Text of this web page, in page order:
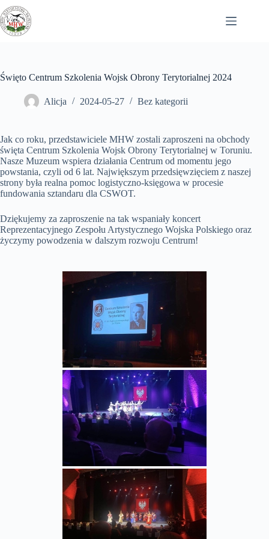
Przejdź
do
treści
Święto Centrum Szkolenia Wojsk Obrony Terytorialnej 2024
Alicja 2024-05-27 Bez kategorii
Jak co roku, przedstawiciele MHW zostali zaproszeni na obchody
święta Centrum Szkolenia Wojsk Obrony Terytorialnej w Toruniu.
Nasze Muzeum wspiera działania Centrum od momentu jego
powstania, czyli od 6 lat. Największym przedsięwzięciem z naszej
strony była realna pomoc logistyczno-księgowa w procesie
fundowania sztandaru dla CSWOT.
Dziękujemy za zaproszenie na tak wspaniały koncert
Reprezentacyjnego Zespołu Artystycznego Wojska Polskiego oraz
życzymy powodzenia w dalszym rozwoju Centrum!